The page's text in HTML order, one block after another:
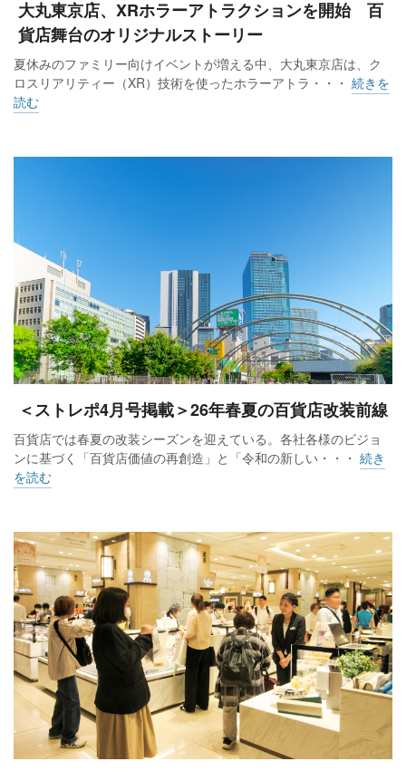
大丸東京店、XRホラーアトラクションを開始 百
貨店舞台のオリジナルストーリー
夏休みのファミリー向けイベントが増える中、大丸東京店は、ク
ロスリアリティー（XR）技術を使ったホラーアトラ・・・ 続きを
読む
＜ストレポ4月号掲載＞26年春夏の百貨店改装前線
百貨店では春夏の改装シーズンを迎えている。各社各様のビジョ
ンに基づく「百貨店価値の再創造」と「令和の新しい・・・ 続き
を読む